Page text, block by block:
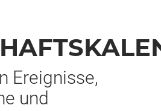
Ereignisse,
und